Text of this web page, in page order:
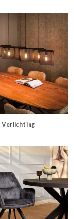
Verlichting